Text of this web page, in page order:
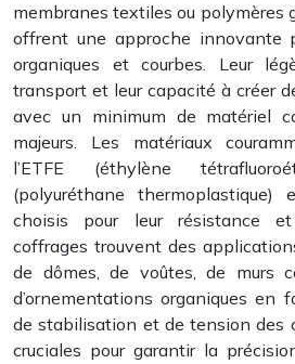
membranes textiles ou polymères
offrent une approche innovante
organiques et courbes. Leur
transport et leur capacité à créer
avec un minimum de matériel
majeurs. Les matériaux
l’ETFE (éthylène
(polyuréthane
choisis pour leur résistance
coffrages trouvent des
de dômes, de voûtes, de murs
d’ornementations organiques en
de stabilisation et de tension des
cruciales pour garantir la